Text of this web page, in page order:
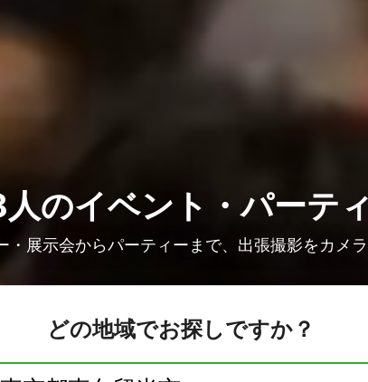
のイベント・パーテ
・展示会からパーティーまで、出張撮影をカメラ
どの地域でお探しですか？